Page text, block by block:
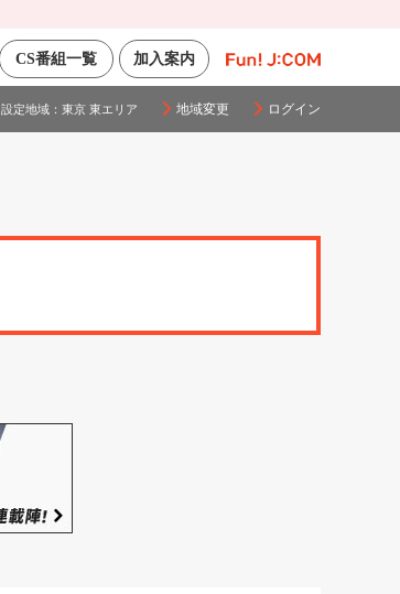
加入案内
CS番組一覧
設定地域： 東京 東エリア 地域変更 ログイン